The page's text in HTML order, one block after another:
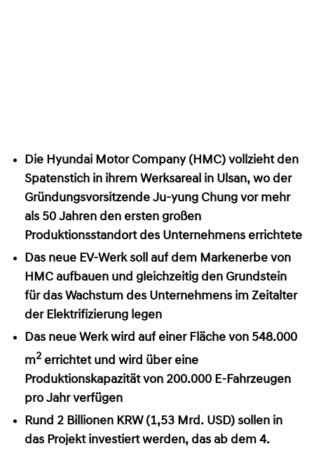
Die Hyundai Motor Company (HMC) vollzieht den
Spatenstich in ihrem Werksareal in Ulsan, wo der
Gründungsvorsitzende Ju-yung Chung vor mehr
als 50 Jahren den ersten großen
Produktionsstandort des Unternehmens errichtete
Das neue EV-Werk soll auf dem Markenerbe von
HMC aufbauen und gleichzeitig den Grundstein
für das Wachstum des Unternehmens im Zeitalter
der Elektrifizierung legen
Das neue Werk wird auf einer Fläche von 548.000
m2 errichtet und wird über eine
Produktionskapazität von 200.000 E-Fahrzeugen
pro Jahr verfügen
Rund 2 Billionen KRW (1,53 Mrd. USD) sollen in
das Projekt investiert werden, das ab dem 4.